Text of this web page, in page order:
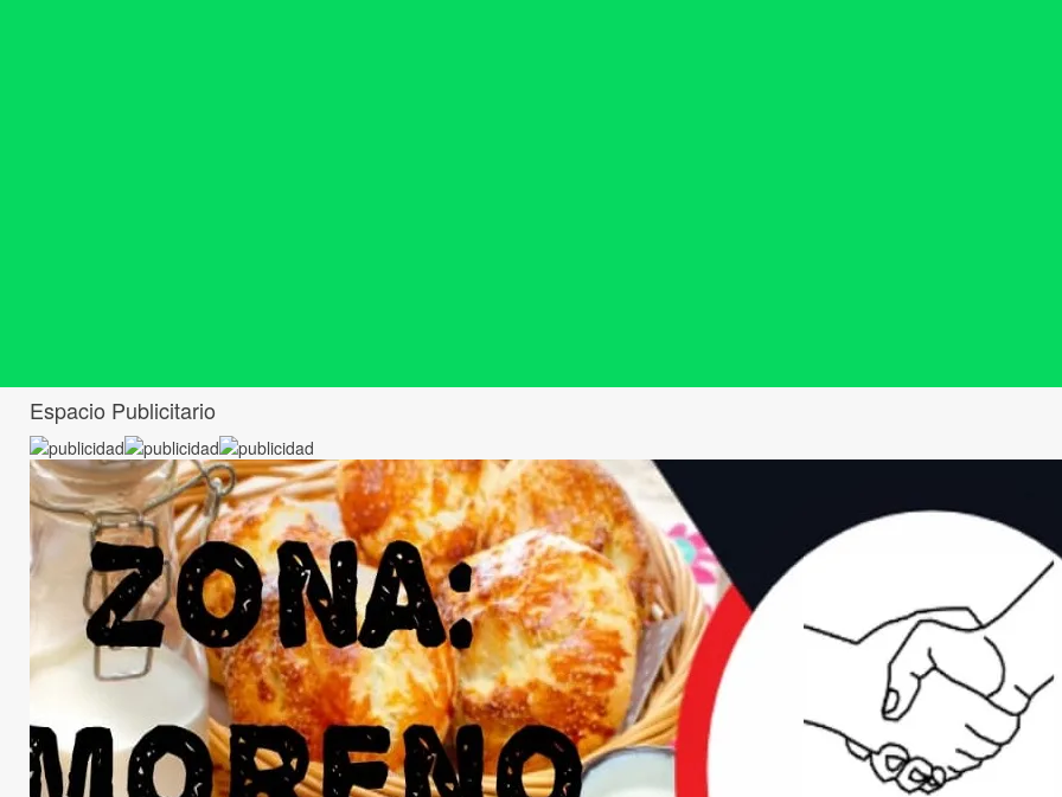
Espacio Publicitario